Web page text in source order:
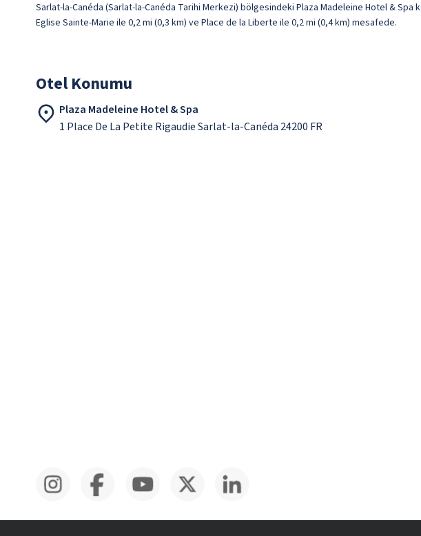
Sarlat-la-Canéda (Sarlat-la-Canéda Tarihi Merkezi) bölgesindeki Plaza Madeleine Hotel &
Eglise Sainte-Marie ile 0,2 mi (0,3 km) ve Place de la Liberte ile 0,2 mi (0,4 km) mesafede.
Otel Konumu
Plaza Madeleine Hotel & Spa
1 Place De La Petite Rigaudie Sarlat-la-Canéda 24200 FR